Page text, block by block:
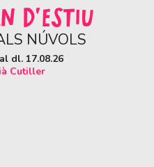
D'ESTIU
NÚVOLS
al dl. 17.08.26
Cutiller